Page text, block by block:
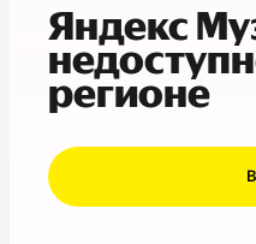
Яндекс
регионе